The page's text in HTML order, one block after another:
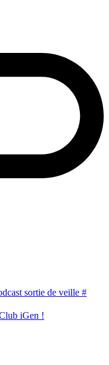
sortie de veille #
iGen !